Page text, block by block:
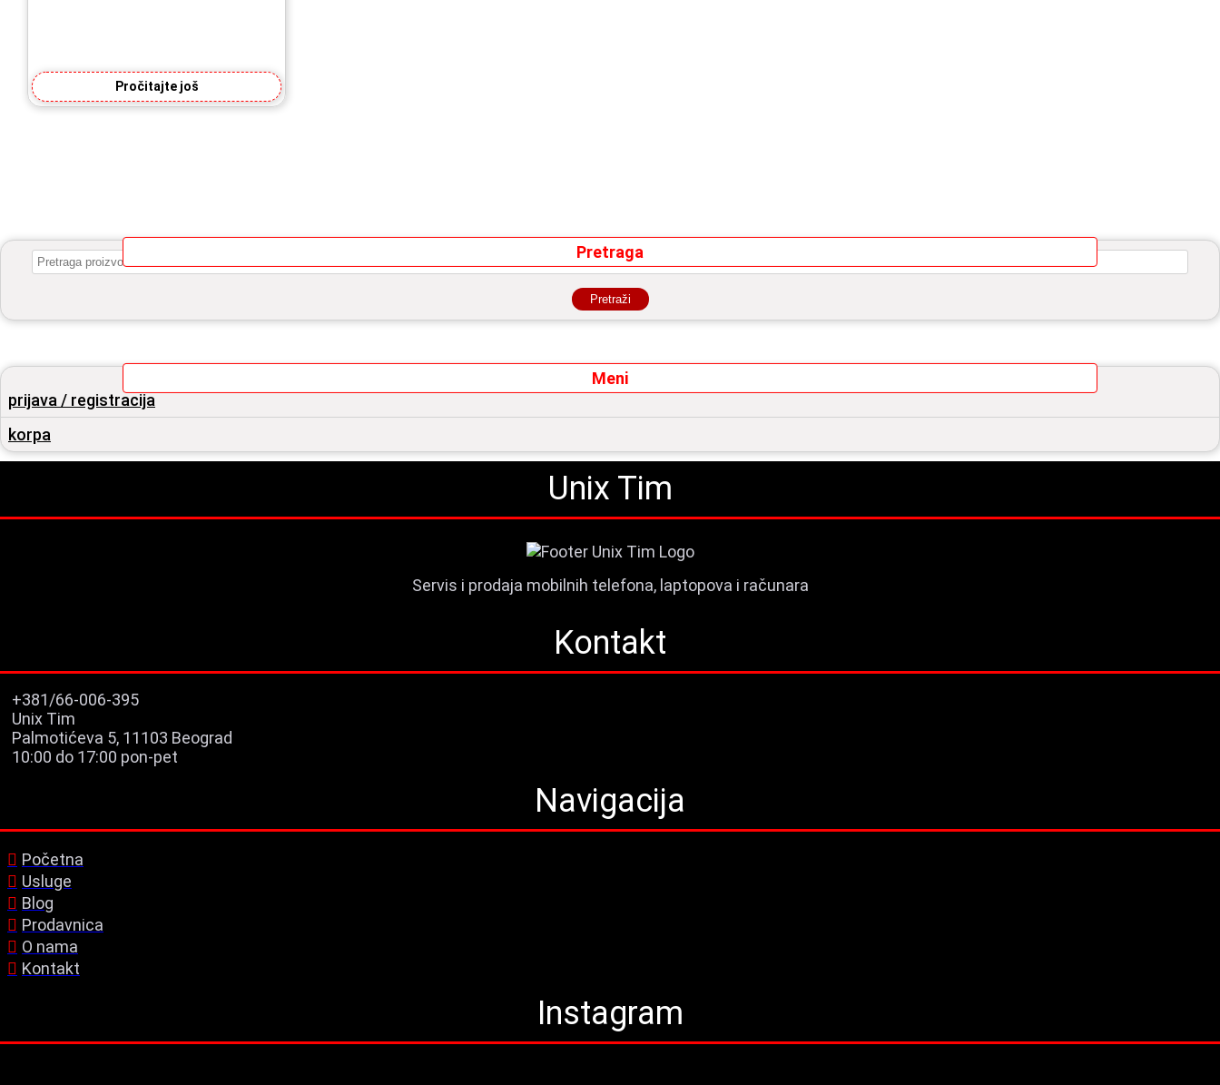
Pročitajte još
Pretraga
Pretraga
za:
Pretraži
Meni
prijava / registracija
korpa
Unix Tim
Servis i prodaja mobilnih telefona, laptopova i računara
Kontakt
+381/66-006-395
Unix Tim
Palmotićeva 5, 11103 Beograd
10:00 do 17:00 pon-pet
Navigacija
Početna
Usluge
Blog
Prodavnica
O nama
Kontakt
Instagram